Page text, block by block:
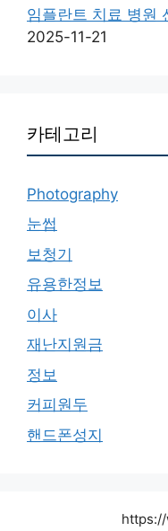
임플란트 치료 병원
2025-11-21
카테고리
Photography
눈썹
보청기
유용한정보
이사
재난지원금
정보
커피원두
핸드폰성지